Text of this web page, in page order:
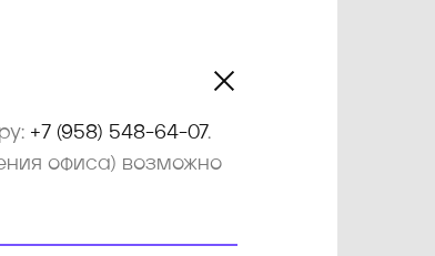
+7 (958) 548-64-07.
офиса) возможно